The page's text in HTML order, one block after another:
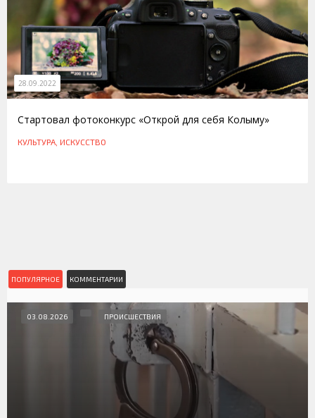
28.09.2022
Стартовал фотоконкурс «Открой для себя Колыму»
КУЛЬТУРА, ИСКУССТВО
ПОПУЛЯРНОЕ КОММЕНТАРИИ
03.08.2026 ПРОИСШЕСТВИЯ